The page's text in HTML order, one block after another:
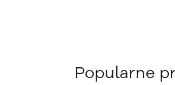
Popularne